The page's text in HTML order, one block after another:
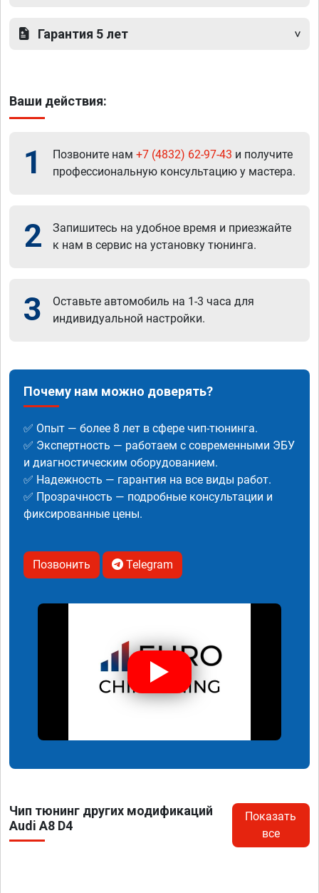
Гарантия 5 лет
Ваши действия:
1 Позвоните нам +7 (4832) 62-97-43 и получите
профессиональную консультацию у мастера.
2
Запишитесь на удобное время и приезжайте
к нам в сервис на установку тюнинга.
3
Оставьте автомобиль на 1-3 часа для
индивидуальной настройки.
Почему нам можно доверять?
✅ Опыт — более 8 лет в сфере чип-тюнинга.
✅ Экспертность — работаем с современными ЭБУ
и диагностическим оборудованием.
✅ Надежность — гарантия на все виды работ.
✅ Прозрачность — подробные консультации и
фиксированные цены.
Позвонить Telegram
Чип тюнинг других модификаций
Audi A8 D4
Показать
все